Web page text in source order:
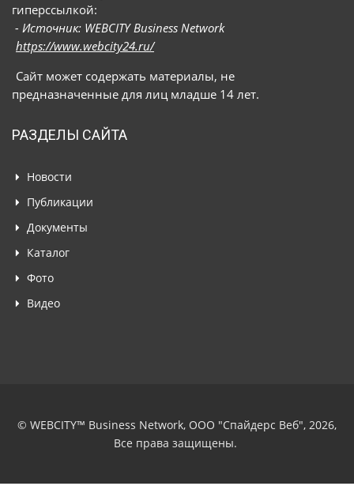
гиперссылкой:
- Источник: WEBCITY Business Network
https://www.webcity24.ru/
Сайт может содержать материалы, не
предназначенные для лиц младше 14 лет.
РАЗДЕЛЫ САЙТА
Новости
Публикации
Документы
Каталог
Фото
Видео
© WEBCITY™ Business Network, ООО "Спайдерс Веб", 2026,
Все права защищены.